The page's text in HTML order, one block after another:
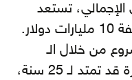
الإجمالي، تستعد
من خلال الـ
BOT أي الانشاء والتشغيل لفترة قد تمتد لـ 25 سنة،